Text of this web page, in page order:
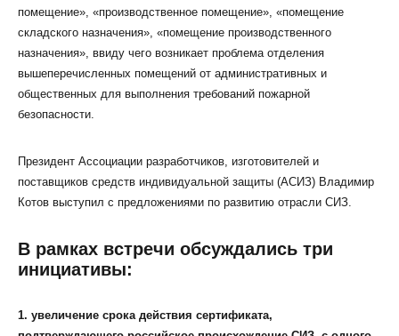
УСЛОВИЯ ИСПОЛЬЗОВАНИЯ ФАЙЛОВ COOKIE
ПОЛЬЗОВАТЕЛЬСКОЕ СОГЛАШЕНИЕ
помещение», «производственное помещение», «помещение
складского назначения», «помещение производственного
назначения», ввиду чего возникает проблема отделения
вышеперечисленных помещений от административных и
общественных для выполнения требований пожарной
безопасности.
Президент Ассоциации разработчиков, изготовителей и
поставщиков средств индивидуальной защиты (АСИЗ) Владимир
Котов выступил с предложениями по развитию отрасли СИЗ.
В рамках встречи обсуждались три
инициативы:
1. увеличение срока действия сертификата,